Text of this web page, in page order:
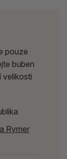
pouze
buben
velikosti
Rymer